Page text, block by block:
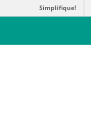
Simplifique!